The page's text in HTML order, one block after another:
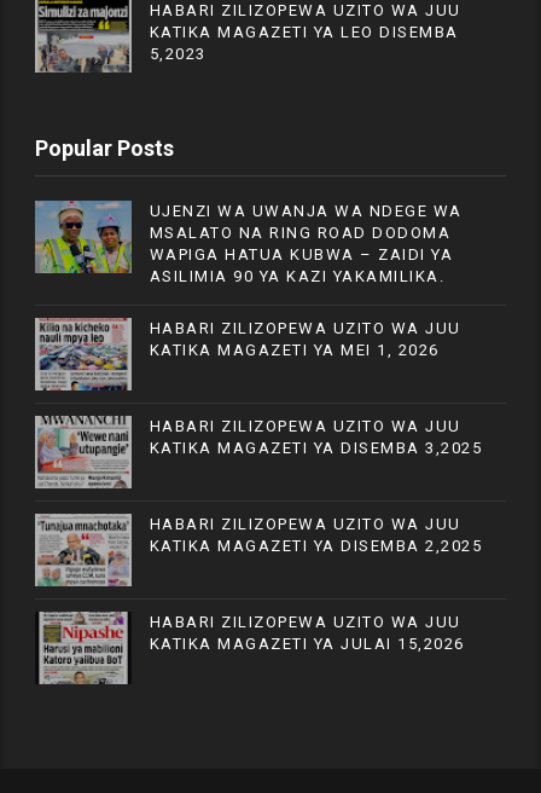
HABARI ZILIZOPEWA UZITO WA JUU
KATIKA MAGAZETI YA LEO DISEMBA
5,2023
Popular Posts
UJENZI WA UWANJA WA NDEGE WA
MSALATO NA RING ROAD DODOMA
WAPIGA HATUA KUBWA – ZAIDI YA
ASILIMIA 90 YA KAZI YAKAMILIKA.
HABARI ZILIZOPEWA UZITO WA JUU
KATIKA MAGAZETI YA MEI 1, 2026
HABARI ZILIZOPEWA UZITO WA JUU
KATIKA MAGAZETI YA DISEMBA 3,2025
HABARI ZILIZOPEWA UZITO WA JUU
KATIKA MAGAZETI YA DISEMBA 2,2025
HABARI ZILIZOPEWA UZITO WA JUU
KATIKA MAGAZETI YA JULAI 15,2026